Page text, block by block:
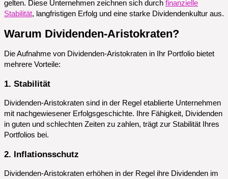
gelten. Diese Unternehmen zeichnen sich durch finanzielle
Stabilität, langfristigen Erfolg und eine starke Dividendenkultur aus.
Warum Dividenden-Aristokraten?
Die Aufnahme von Dividenden-Aristokraten in Ihr Portfolio bietet
mehrere Vorteile:
1. Stabilität
Dividenden-Aristokraten sind in der Regel etablierte Unternehmen
mit nachgewiesener Erfolgsgeschichte. Ihre Fähigkeit, Dividenden
in guten und schlechten Zeiten zu zahlen, trägt zur Stabilität Ihres
Portfolios bei.
2. Inflationsschutz
Dividenden-Aristokraten erhöhen in der Regel ihre Dividenden im